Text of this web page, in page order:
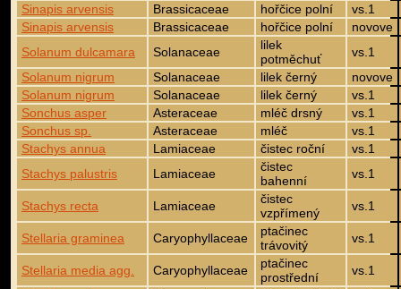
Sinapis arvensis
Brassicaceae hořčice polní
vs.1
Sinapis arvensis
Brassicaceae hořčice polní
novove
Solanum dulcamara
Solanaceae
lilek
potměchuť
vs.1
Solanum nigrum
Solanaceae lilek černý
novove
Solanum nigrum
Solanaceae lilek černý
vs.1
Sonchus asper
Asteraceae mléč drsný
vs.1
Sonchus sp.
Asteraceae mléč
vs.1
Stachys annua
Lamiaceae čistec roční
vs.1
Stachys palustris
Lamiaceae
čistec
bahenní
vs.1
Stachys recta Lamiaceae
čistec
vzpřímený
vs.1
Stellaria graminea Caryophyllaceae
ptačinec
trávovitý
vs.1
Stellaria media agg. Caryophyllaceae
ptačinec
prostřední
vs.1